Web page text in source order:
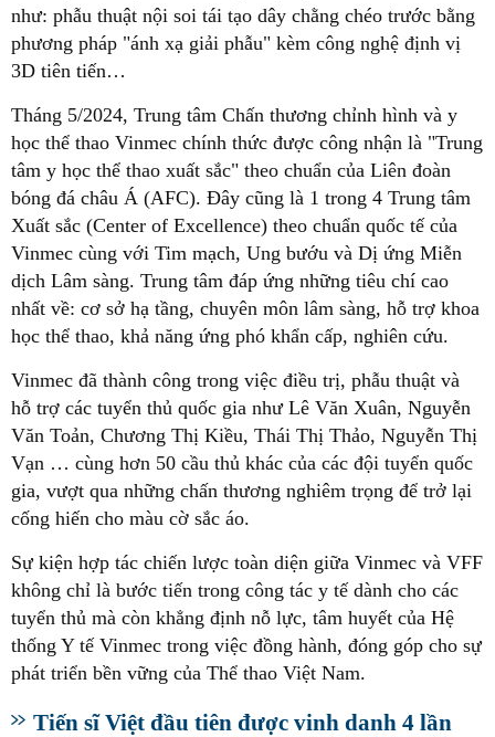
như: phẫu thuật nội soi tái tạo dây chằng chéo trước bằng
phương pháp "ánh xạ giải phẫu" kèm công nghệ định vị
3D tiên tiến…
Tháng 5/2024, Trung tâm Chấn thương chỉnh hình và y
học thể thao Vinmec chính thức được công nhận là "Trung
tâm y học thể thao xuất sắc" theo chuẩn của Liên đoàn
bóng đá châu Á (AFC). Đây cũng là 1 trong 4 Trung tâm
Xuất sắc (Center of Excellence) theo chuẩn quốc tế của
Vinmec cùng với Tim mạch, Ung bướu và Dị ứng Miễn
dịch Lâm sàng. Trung tâm đáp ứng những tiêu chí cao
nhất về: cơ sở hạ tầng, chuyên môn lâm sàng, hỗ trợ khoa
học thể thao, khả năng ứng phó khẩn cấp, nghiên cứu.
Vinmec đã thành công trong việc điều trị, phẫu thuật và
hỗ trợ các tuyển thủ quốc gia như Lê Văn Xuân, Nguyễn
Văn Toản, Chương Thị Kiều, Thái Thị Thảo, Nguyễn Thị
Vạn … cùng hơn 50 cầu thủ khác của các đội tuyển quốc
gia, vượt qua những chấn thương nghiêm trọng để trở lại
cống hiến cho màu cờ sắc áo.
Sự kiện hợp tác chiến lược toàn diện giữa Vinmec và VFF
không chỉ là bước tiến trong công tác y tế dành cho các
tuyển thủ mà còn khẳng định nỗ lực, tâm huyết của Hệ
thống Y tế Vinmec trong việc đồng hành, đóng góp cho sự
phát triển bền vững của Thể thao Việt Nam.
Tiến sĩ Việt đầu tiên được vinh danh 4 lần